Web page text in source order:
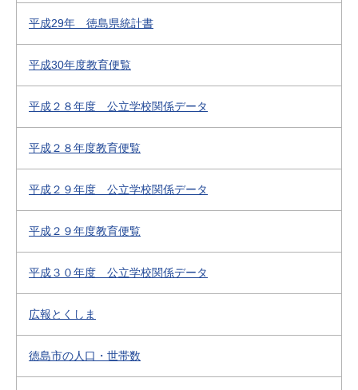
平成29年 徳島県統計書
平成30年度教育便覧
平成２８年度 公立学校関係データ
平成２８年度教育便覧
平成２９年度 公立学校関係データ
平成２９年度教育便覧
平成３０年度 公立学校関係データ
広報とくしま
徳島市の人口・世帯数